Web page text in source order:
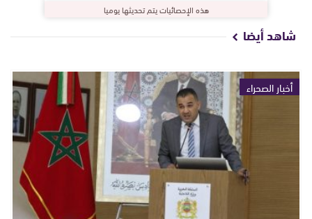
هذه الإحصائيات يتم تحديثها يوميا
شاهد أيضا
أخبار الصحراء